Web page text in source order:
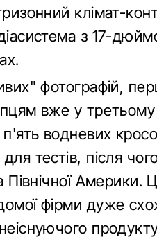
клімат-
з 17-
фотографій,
вже у третьому
водневих
тестів, після
Північної Америки.
фірми дуже